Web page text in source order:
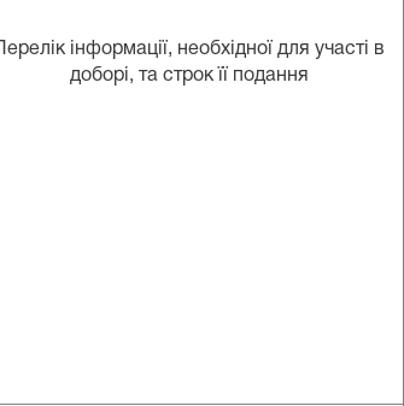
Перелік інформації, необхідної для участі в
доборі, та строк її подання